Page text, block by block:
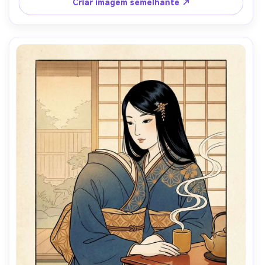
silêncio cinematográfico, rosto mantido limpo e
reconhecível, lente de 85mm, profundidade de campo
rasa-AR 4:5
Criar imagem semelhante ↗